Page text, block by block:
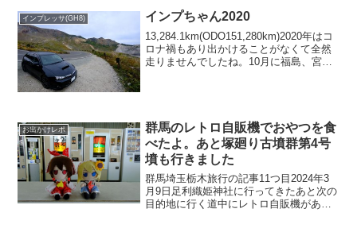
インプレッサ(GH8) インプちゃん2020
13,284.1km(ODO151,280km)2020年はコ
ロナ禍もあり出かけることがなくて全然
走りませんでしたね。10月に福島、宮
お出かけレポ
群馬のレトロ自販機でおやつを食
べたよ。あと塚廻り古墳群第4号
墳も行きました
群馬埼玉栃木旅行の記事11つ目2024年3
月9日足利織姫神社に行ってきたあと次の
目的地に行く道中にレトロ自販機がある